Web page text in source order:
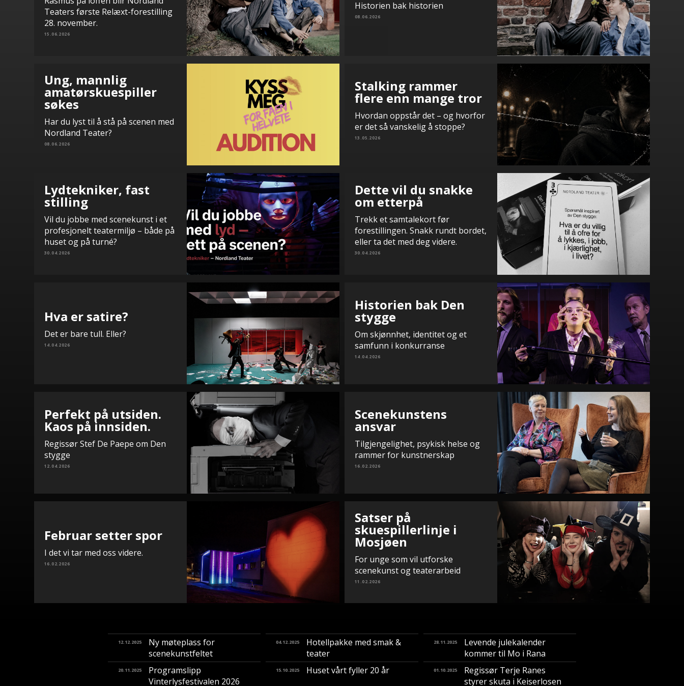
Teaters første Relæxt-forestilling
28. november.
15.06.2026
Historien bak historien
08.06.2026
Ung, mannlig
amatørskuespiller
søkes
Har du lyst til å stå på scenen med
Nordland Teater?
08.06.2026
Stalking rammer
flere enn mange tror
Hvordan oppstår det – og hvorfor
er det så vanskelig å stoppe?
13.05.2026
Lydtekniker, fast
stilling
Vil du jobbe med scenekunst i et
profesjonelt teatermiljø – både på
huset og på turné?
30.04.2026
Dette vil du snakke
om etterpå
Trekk et samtalekort før
forestillingen. Snakk rundt bordet,
eller ta det med deg videre.
30.04.2026
Hva er satire?
Det er bare tull. Eller?
14.04.2026
Historien bak Den
stygge
Om skjønnhet, identitet og et
samfunn i konkurranse
14.04.2026
Perfekt på utsiden.
Kaos på innsiden.
Regissør Stef De Paepe om Den
stygge
12.04.2026
Scenekunstens
ansvar
Tilgjengelighet, psykisk helse og
rammer for kunstnerskap
16.02.2026
Februar setter spor
I det vi tar med oss videre.
16.02.2026
Satser på
skuespillerlinje i
Mosjøen
For unge som vil utforske
scenekunst og teaterarbeid
11.02.2026
12.12.2025
Ny møteplass for
scenekunstfeltet
04.12.2025
Hotellpakke med smak &
teater
28.11.2025
Levende julekalender
kommer til Mo i Rana
20.11.2025
Programslipp
Vinterlysfestivalen 2026
15.10.2025 Huset vårt fyller 20 år 01.10.2025
Regissør Terje Ranes
styrer skuta i Keiserlosen